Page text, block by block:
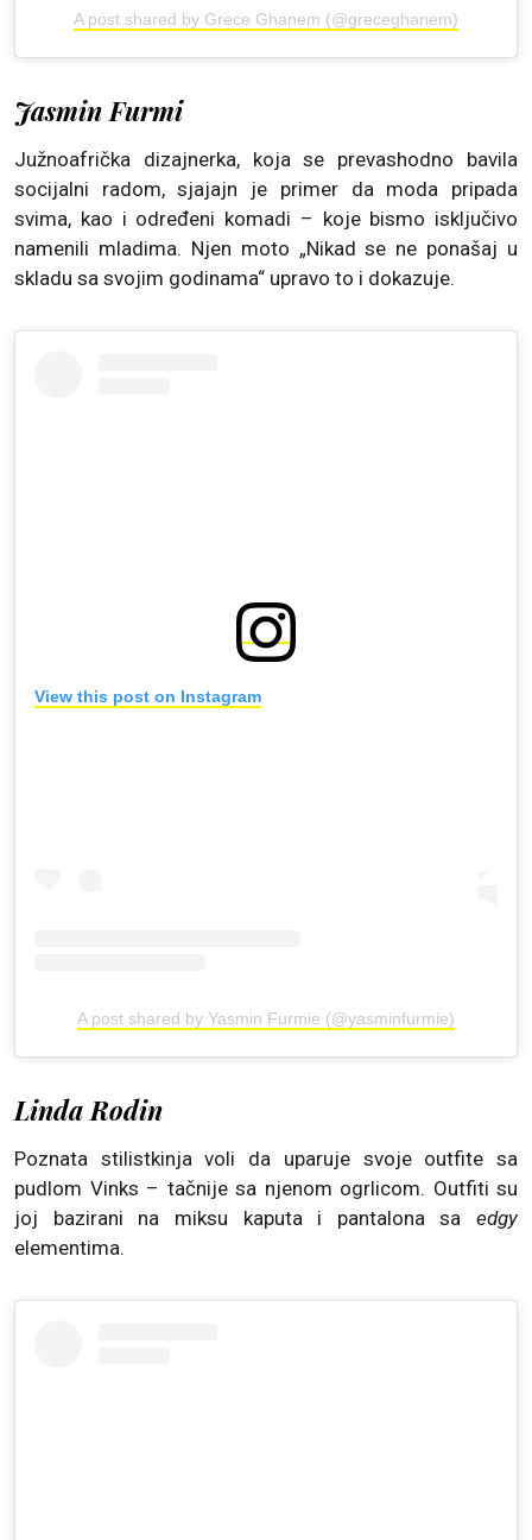
A post shared by Grece Ghanem (@greceghanem)
Jasmin Furmi
Južnoafrička dizajnerka, koja se prevashodno bavila
socijalni radom, sjajajn je primer da moda pripada
svima, kao i određeni komadi – koje bismo isključivo
namenili mladima. Njen moto „Nikad se ne ponašaj u
skladu sa svojim godinama“ upravo to i dokazuje.
View this post on Instagram
A post shared by Yasmin Furmie (@yasminfurmie)
Linda Rodin
Poznata stilistkinja voli da uparuje svoje outfite sa
pudlom Vinks – tačnije sa njenom ogrlicom. Outfiti su
joj bazirani na miksu kaputa i pantalona sa edgy
elementima.